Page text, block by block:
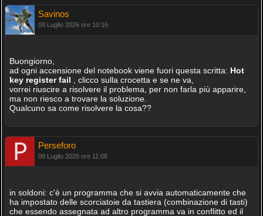
Savinos
08 Luglio 2026 ore 10:16
Buongiorno,
ad ogni accensione del notebook viene fuori questa scritta: Hot
key register fail , clicco sulla crocetta e se ne va,
vorrei riuscire a risolvere il problema, per non farla più apparire,
ma non riesco a trovare la soluzione.
Qualcuno sa come risolvere la cosa??
Perseforo
08 Luglio 2026 ore 11:08
in soldoni: c'è un programma che si avvia automaticamente che
ha impostato delle scorciatoie da tastiera (combinazione di tasti)
che essendo assegnata ad altro programma va in conflitto ed il